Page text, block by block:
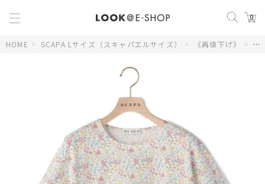
0
HOME > SCAPA Lサイズ（スキャパエルサイズ） > 《再値下げ》 > 【